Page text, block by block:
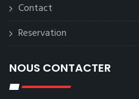
Contact
Reservation
NOUS CONTACTER